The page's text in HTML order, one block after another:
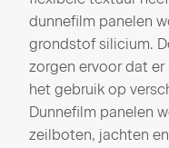
dunnefilm panelen
grondstof silicium.
zorgen ervoor dat
het gebruik op
Dunnefilm panelen
zeilboten, jachten